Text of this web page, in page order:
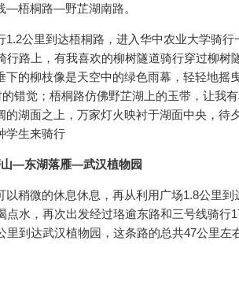
—梧桐路—野芷湖南路。
公里到达梧桐路，进入华中农业大学骑
路上，有我喜欢的柳树隧道骑行穿过柳树
的柳枝像是天空中的绿色雨幕，轻轻地摇
错觉；梧桐路仿佛野芷湖上的玉带，让我
湖面之上，万家灯火映衬于湖面中央，待
学生来骑行
—东湖落雁—武汉植物园
稍微的休息休息，再从利用广场1.8公里
水，再次出发经过珞逾东路和三号线骑行
到达武汉植物园，这条路的总共47公里左